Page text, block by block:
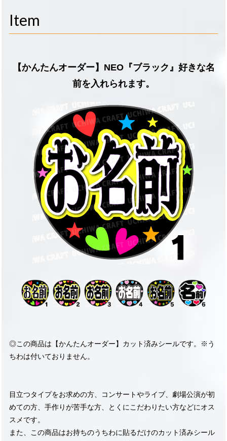
Item
【かんたんオーダー】NEO『ブラック』好きな名
前を入れられます。
◎この商品は【かんたんオーダー】カット済みシールです。※う
ちわは付いておりません。
目立つタイプをお求めの方、コンサートやライブ、劇場公演が初
めての方、手作りが苦手な方、とくにこだわりたい方などにオス
スメです。
また、この商品はお持ちのうちわに貼るだけのカット済みシール